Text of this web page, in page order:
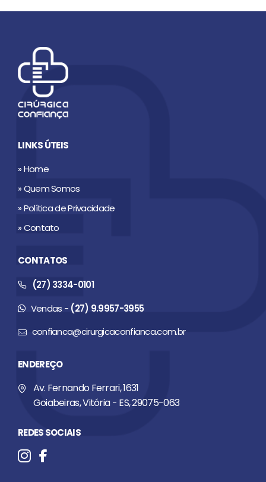
LINKS ÚTEIS
» Home
» Quem Somos
» Política de Privacidade
» Contato
CONTATOS
(27) 3334-0101
Vendas - (27) 9.9957-3955
confianca@cirurgicaconfianca.com.br
ENDEREÇO
Av. Fernando Ferrari, 1631
Goiabeiras, Vitória - ES, 29075-063
REDES SOCIAIS